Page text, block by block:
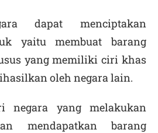
dapat menciptakan
yaitu membuat barang
yang memiliki ciri khas
oleh negara lain.
negara yang melakukan
mendapatkan barang